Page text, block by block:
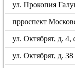
ул. Прокопия
прроспект
ул. Октябрят, д. 4,
ул. Октябрят, д. 38